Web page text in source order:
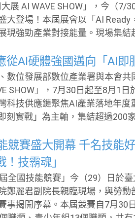
，二為就禁止外國製軍規無人機
展 AI WAVE SHOW」，今（7/
大登場！本屆展會以「AI Ready
現強勁產業對接能量。現場集結
等多國代表跨海參與，展現臺灣
以五大工具
落地」 上午率先登場的「AI for
論壇，由數位產業署林俊秀署長
去以半導體與資通訊硬體代工聞
的目
從AI硬體強國邁向「AI即
數位發展部數位產業署與本會共
SHOW」，7月30日起至8月1日
科技供應鏈聚焦AI產業落地年度
刻實戰」為主軸，集結超過200
、南韓、瑞士、越南及新加坡等
業交流活動，展現台灣AI軟硬體生
台塑、台智雲、西門子、凌群電
、鈺立微電子、微軟、華擎科技
、明基材料、中華電信、日本
統電子、緯謙科技、資誠創新諮
競賽盛大開幕 千名技能
技霸魂」
全國技能競賽」今（29）日於
鄭麗君副院長親臨現場，與勞動
事揭開序幕。本屆競賽自7月30